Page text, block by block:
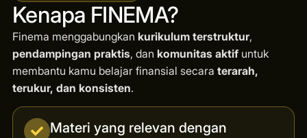
Kenapa FINEMA?
Finema menggabungkan kurikulum terstruktur,
pendampingan praktis, dan komunitas aktifuntuk
membantu kamu belajar finansial secara terarah,
terukur, dan konsisten.
Materi yang relevan dengan